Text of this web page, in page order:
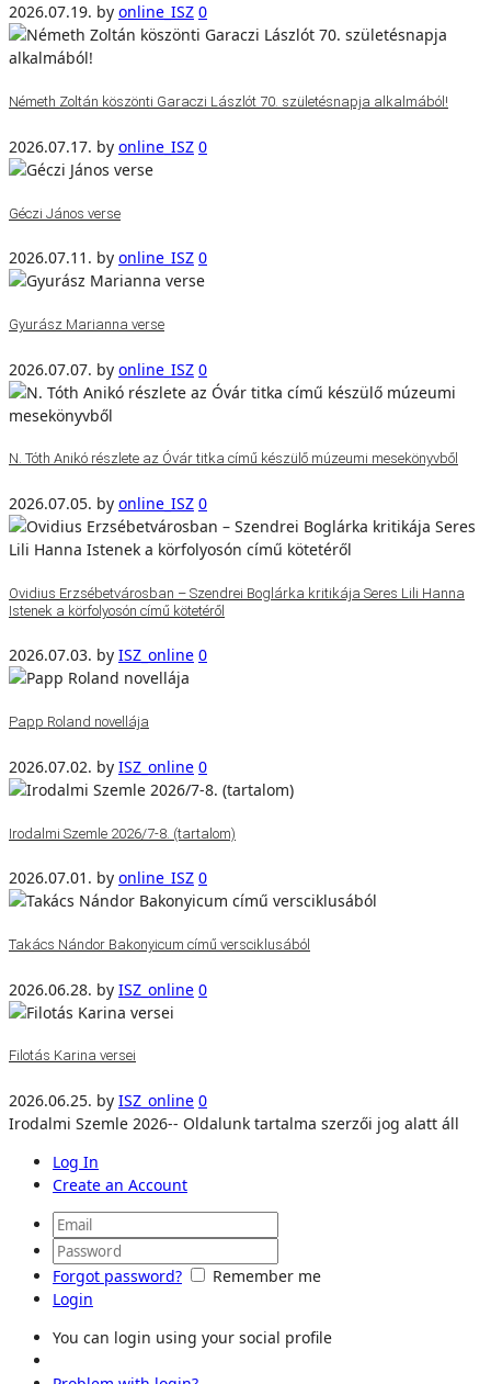
2026.07.19. by online_ISZ 0
Németh Zoltán köszönti Garaczi Lászlót 70. születésnapja alkalmából!
2026.07.17. by online_ISZ 0
Géczi János verse
2026.07.11. by online_ISZ 0
Gyurász Marianna verse
2026.07.07. by online_ISZ 0
N. Tóth Anikó részlete az Óvár titka című készülő múzeumi mesekönyvből
2026.07.05. by online_ISZ 0
Ovidius Erzsébetvárosban – Szendrei Boglárka kritikája Seres Lili Hanna
Istenek a körfolyosón című kötetéről
2026.07.03. by ISZ_online 0
Papp Roland novellája
2026.07.02. by ISZ_online 0
Irodalmi Szemle 2026/7-8. (tartalom)
2026.07.01. by online_ISZ 0
Takács Nándor Bakonyicum című versciklusából
2026.06.28. by ISZ_online 0
Filotás Karina versei
2026.06.25. by ISZ_online 0
Irodalmi Szemle 2026-- Oldalunk tartalma szerzői jog alatt áll
Log In
Create an Account
Forgot password?
Remember me
Login
You can login using your social profile